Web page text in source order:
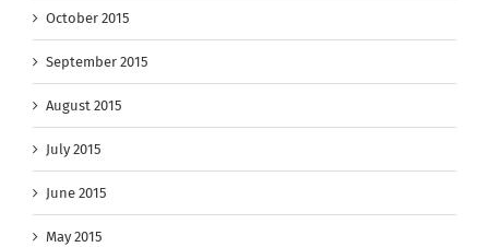
October 2015
September 2015
August 2015
July 2015
June 2015
May 2015